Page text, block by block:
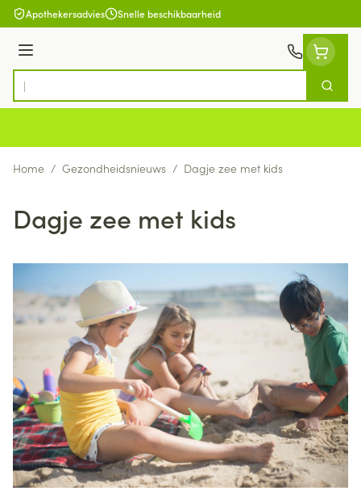
Ga naar de inhoud
Apothekersadvies Snelle beschikbaarheid
Menu
Product, merk, categorie...
Zoek
Home / Gezondheidsnieuws / Dagje zee met kids
Dagje zee met kids